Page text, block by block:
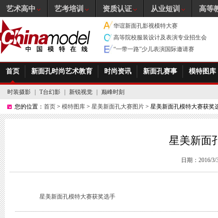
华谊新面孔影视模特大赛
高等院校服装设计及表演专业招生会
“一带一路”少儿表演国际邀请赛
首页 新面孔时尚艺术教育 时尚资讯 新面孔赛事 模特图库
时装摄影 T台幻影 新锐视觉 巅峰时刻
您的位置： 首页 > 模特图库 > 星美新面孔大赛图片 > 星美新面孔模特大赛获奖
星美新面
日期：2016/3/
星美新面孔模特大赛获奖选手
艺术高中 艺考培训 资质认证 从业短训 高等